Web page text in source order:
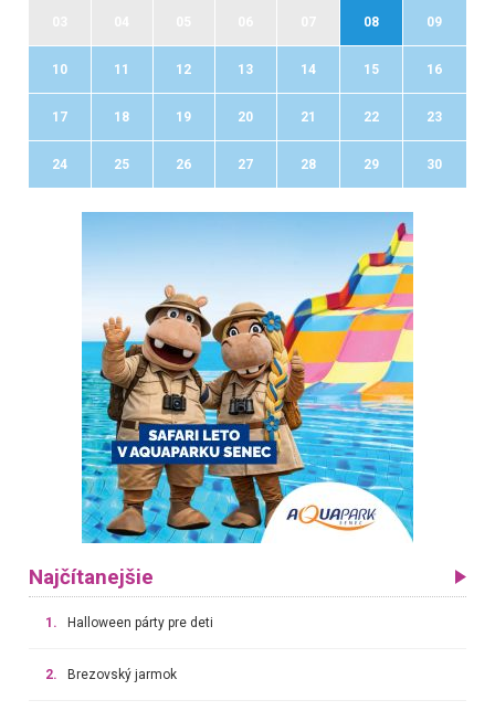
08 09
10 11 12 13 14 15 16
17 18 19 20 21 22 23
24 25 26 27 28 29 30
Najčítanejšie
1. Halloween párty pre deti
2. Brezovský jarmok